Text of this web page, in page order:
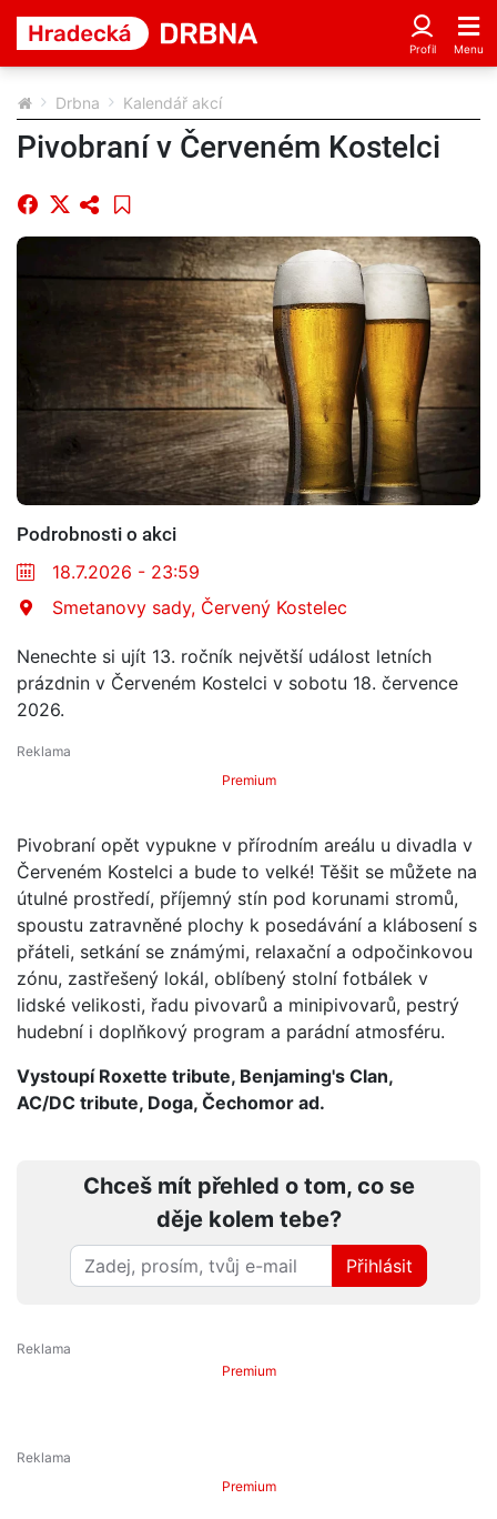
Drbna Kalendář akcí
Pivobraní v Červeném Kostelci
Podrobnosti o akci
18.7.2026 - 23:59
Smetanovy sady, Červený Kostelec
Nenechte si ujít 13. ročník největší událost letních
prázdnin v Červeném Kostelci v sobotu 18. července
2026.
Premium
Pivobraní opět vypukne v přírodním areálu u divadla v
Červeném Kostelci a bude to velké! Těšit se můžete na
útulné prostředí, příjemný stín pod korunami stromů,
spoustu zatravněné plochy k posedávání a klábosení s
přáteli, setkání se známými, relaxační a odpočinkovou
zónu, zastřešený lokál, oblíbený stolní fotbálek v
lidské velikosti, řadu pivovarů a minipivovarů, pestrý
hudební i doplňkový program a parádní atmosféru.
Vystoupí Roxette tribute, Benjaming's Clan,
AC/DC tribute, Doga, Čechomor ad.
Chceš mít přehled o tom, co se
děje kolem tebe?
Přihlásit
Premium
Premium